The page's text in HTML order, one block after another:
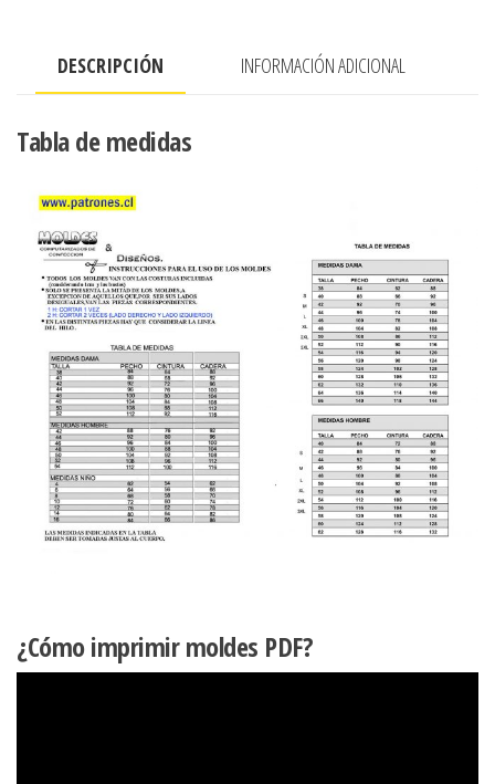
INTERIOR
DESCRIPCIÓN INFORMACIÓN ADICIONAL
Tabla de medidas
¿Cómo imprimir moldes PDF?